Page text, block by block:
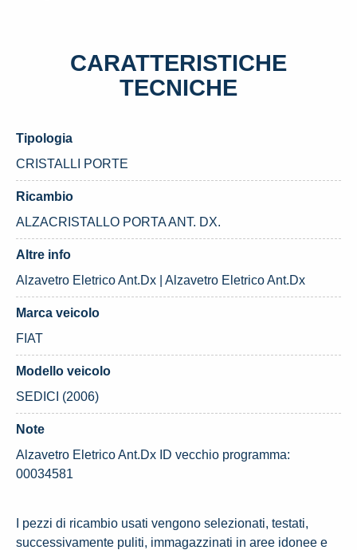
CARATTERISTICHE
TECNICHE
Tipologia
CRISTALLI PORTE
Ricambio
ALZACRISTALLO PORTA ANT. DX.
Altre info
Alzavetro Eletrico Ant.Dx | Alzavetro Eletrico Ant.Dx
Marca veicolo
FIAT
Modello veicolo
SEDICI (2006)
Note
Alzavetro Eletrico Ant.Dx ID vecchio programma:
00034581
I pezzi di ricambio usati vengono selezionati, testati,
successivamente puliti, immagazzinati in aree idonee e